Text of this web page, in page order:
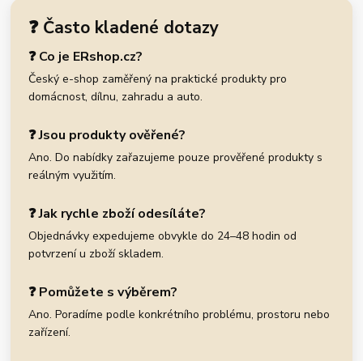
❓ Často kladené dotazy
❓ Co je ERshop.cz?
Český e-shop zaměřený na praktické produkty pro
domácnost, dílnu, zahradu a auto.
❓ Jsou produkty ověřené?
Ano. Do nabídky zařazujeme pouze prověřené produkty s
reálným využitím.
❓ Jak rychle zboží odesíláte?
Objednávky expedujeme obvykle do 24–48 hodin od
potvrzení u zboží skladem.
❓ Pomůžete s výběrem?
Ano. Poradíme podle konkrétního problému, prostoru nebo
zařízení.